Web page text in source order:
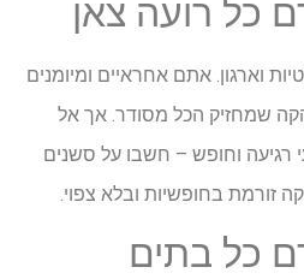
כל רועה צאן
וארגון. אתם אחראיים ומיומנים
שמחזיק הכל מסודר. אך אל
וחופש – חשבו על סשנים
זורמת בחופשיות ובלא צפוי.
כל בתים